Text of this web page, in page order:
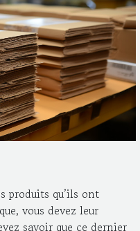
produits qu’ils ont
vous devez leur
savoir que ce dernier